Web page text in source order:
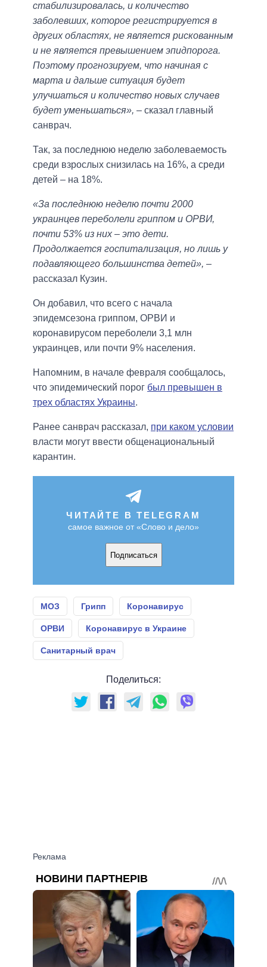
стабилизировалась, и количество
заболевших, которое регистрируется в
других областях, не является рискованным
и не является превышением эпидпорога.
Поэтому прогнозируем, что начиная с
марта и дальше ситуация будет
улучшаться и количество новых случаев
будет уменьшаться», – сказал главный
санврач.
Так, за последнюю неделю заболеваемость
среди взрослых снизилась на 16%, а среди
детей – на 18%.
«За последнюю неделю почти 2000
украинцев переболели гриппом и ОРВИ,
почти 53% из них – это дети.
Продолжается госпитализация, но лишь у
подавляющего большинства детей», –
рассказал Кузин.
Он добавил, что всего с начала
эпидемсезона гриппом, ОРВИ и
коронавирусом переболели 3,1 млн
украинцев, или почти 9% населения.
Напомним, в начале февраля сообщалось,
что эпидемический порог был превышен в
трех областях Украины.
Ранее санврач рассказал, при каком условии
власти могут ввести общенациональный
карантин.
ЧИТАЙТЕ В TELEGRAM
самое важное от «Слово и дело»
Подписаться
МОЗ Грипп Коронавирус
ОРВИ Коронавирус в Украине
Санитарный врач
Поделиться: